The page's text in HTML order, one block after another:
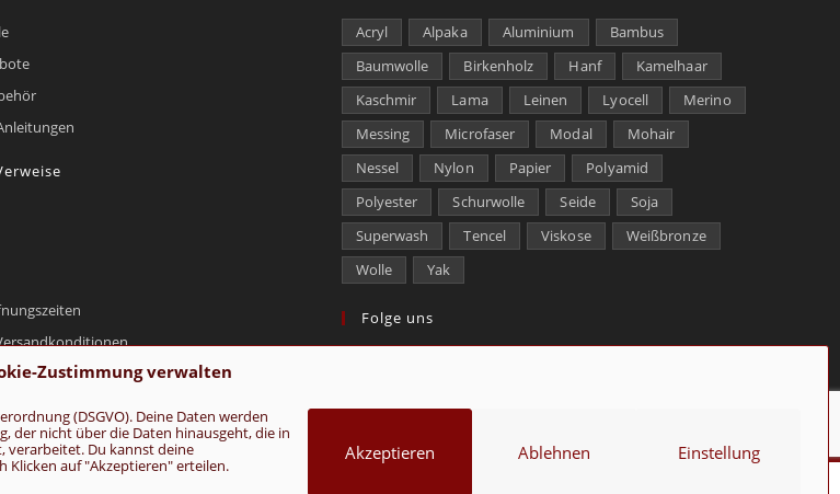
Zustimmung verwalten
(DSGVO). Deine Daten werden
der nicht über die Daten hinausgeht, die in
verarbeitet. Du kannst deine
Klicken auf "Akzeptieren" erteilen.
Akzeptieren Ablehnen Einstellung
Acryl Alpaka Aluminium
Bambus
Baumwolle
Birkenholz Hanf
Kamelhaar
Kaschmir
Lama Leinen Lyocell
Merino
Messing
Microfaser Modal
Mohair
Nessel
Nylon Papier
Polyamid
Polyester
Schurwolle Seide
Soja
Superwash
Tencel Viskose
Weißbronze
Wolle
Yak
Folge uns
AGB Kontakt Über uns Datenschutz Impressum Cookie-Richtlinie (EU)